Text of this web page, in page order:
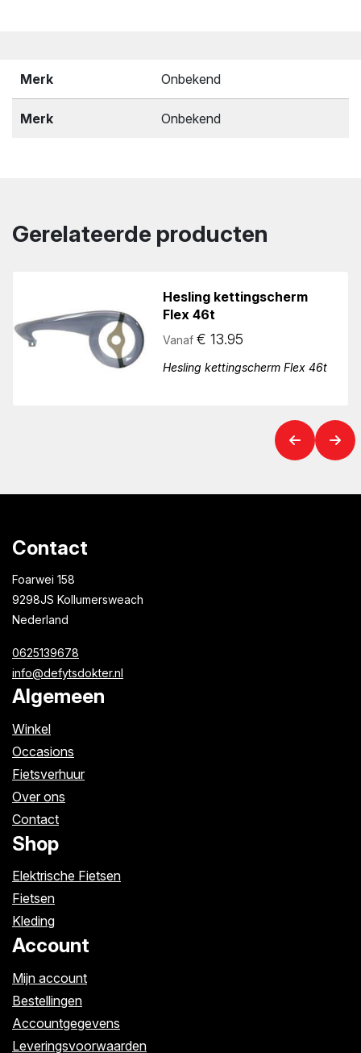
Merk Onbekend
Merk Onbekend
Gerelateerde producten
Hesling kettingscherm
Flex 46t
Vanaf € 13.95
Hesling kettingscherm Flex 46t
Contact
Foarwei 158
9298JS Kollumersweach
Nederland
0625139678
info@defytsdokter.nl
Algemeen
Winkel
Occasions
Fietsverhuur
Over ons
Contact
Shop
Elektrische Fietsen
Fietsen
Kleding
Account
Mijn account
Bestellingen
Accountgegevens
Leveringsvoorwaarden